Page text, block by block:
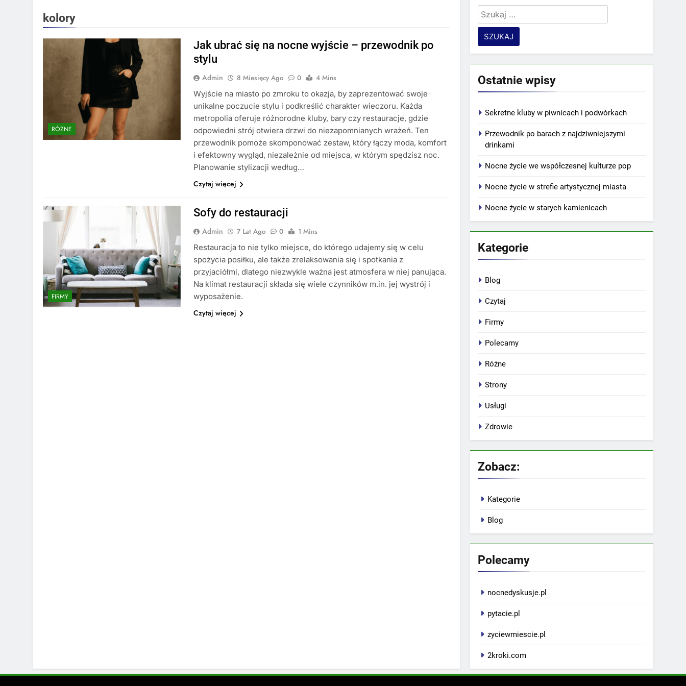
kolory
RÓŻNE
Jak ubrać się na nocne wyjście – przewodnik po
stylu
Admin 8 Miesięcy Ago 0
4 Mins
Wyjście na miasto po zmroku to okazja, by zaprezentować swoje
unikalne poczucie stylu i podkreślić charakter wieczoru. Każda
metropolia oferuje różnorodne kluby, bary czy restauracje, gdzie
odpowiedni strój otwiera drzwi do niezapomnianych wrażeń. Ten
przewodnik pomoże skomponować zestaw, który łączy moda, komfort
i efektowny wygląd, niezależnie od miejsca, w którym spędzisz noc.
Planowanie stylizacji według…
Czytaj więcej
FIRMY
Sofy do restauracji
Admin 7 Lat Ago 0
1 Mins
Restauracja to nie tylko miejsce, do którego udajemy się w celu
spożycia posiłku, ale także zrelaksowania się i spotkania z
przyjaciółmi, dlatego niezwykle ważna jest atmosfera w niej panująca.
Na klimat restauracji składa się wiele czynników m.in. jej wystrój i
wyposażenie.
Czytaj więcej
Szukaj:
Ostatnie wpisy
Sekretne kluby w piwnicach i podwórkach
Przewodnik po barach z najdziwniejszymi
drinkami
Nocne życie we współczesnej kulturze pop
Nocne życie w strefie artystycznej miasta
Nocne życie w starych kamienicach
Kategorie
Blog
Czytaj
Firmy
Polecamy
Różne
Strony
Usługi
Zdrowie
Zobacz:
Kategorie
Blog
Polecamy
nocnedyskusje.pl
pytacie.pl
zyciewmiescie.pl
2kroki.com